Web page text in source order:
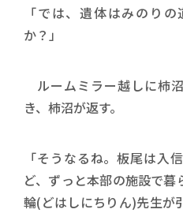
「では、遺体はみのり
か？」
ルームミラー越しに柿
き、柿沼が返す。
「そうなるね。板尾は入
ど、ずっと本部の施設で
輪(どはしにちりん)先生が